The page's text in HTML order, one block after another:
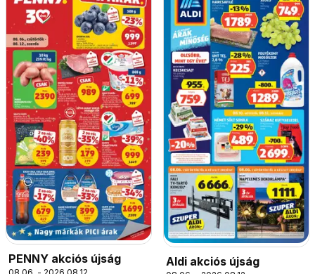
PENNY akciós újság Aldi akciós újság